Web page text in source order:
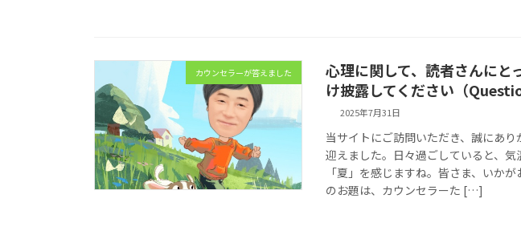
カウンセラーが答えました
心理に関して、読者さんにと
け披露してください（
2025年7月31日
当サイトにご訪問いただき、誠にあ
迎えました。日々過ごしていると、
「夏」を感じますね。皆さま、いか
のお題は、カウンセラーた […]